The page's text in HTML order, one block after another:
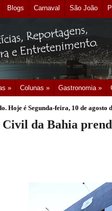
Blogs Carnaval São João
» Colunas » Gastronomia »
Hoje é Segunda-feira, 10 de agosto
da Bahia